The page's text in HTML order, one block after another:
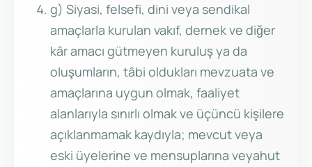
g) Siyasi, felsefi, dini veya sendikal
amaçlarla kurulan vakıf, dernek ve diğer
kâr amacı gütmeyen kuruluş ya da
oluşumların, tâbi oldukları mevzuata ve
amaçlarına uygun olmak, faaliyet
alanlarıyla sınırlı olmak ve üçüncü kişilere
açıklanmamak kaydıyla; mevcut veya
eski üyelerine ve mensuplarına veyahut